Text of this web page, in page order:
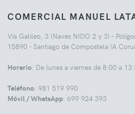
COMERCIAL MANUEL
Vía Galileo, 3 (Naves NIDO 2 y 3) -
15890 - Santiago de Compostela (A
Horario: De lunes a viernes de 8:00 a
Teléfono: 981 519 990
Móvil / WhatsApp: 699 924 393